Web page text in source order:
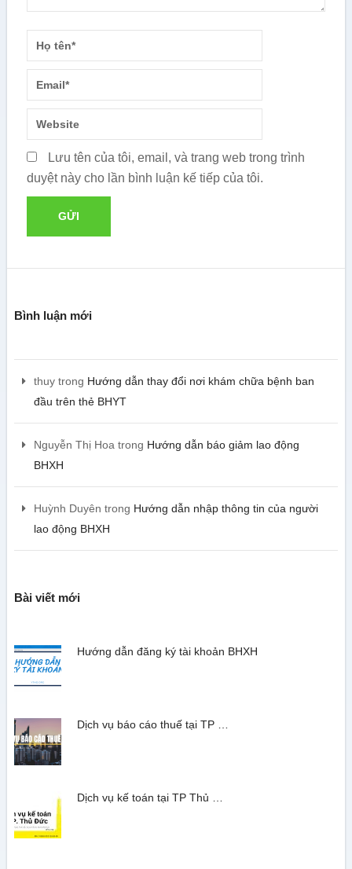
Lưu tên của tôi, email, và trang web trong trình
duyệt này cho lần bình luận kế tiếp của tôi.
Bình luận mới
thuytrong Hướng dẫn thay đổi nơi khám chữa bệnh ban
đầu trên thẻ BHYT
Nguyễn Thị Hoa trong Hướng dẫn báo giảm lao động
BHXH
Huỳnh Duyên trong Hướng dẫn nhập thông tin của người
lao động BHXH
Bài viết mới
Hướng dẫn đăng ký tài khoản BHXH
Dịch vụ báo cáo thuế tại TP …
Dịch vụ kế toán tại TP Thủ …